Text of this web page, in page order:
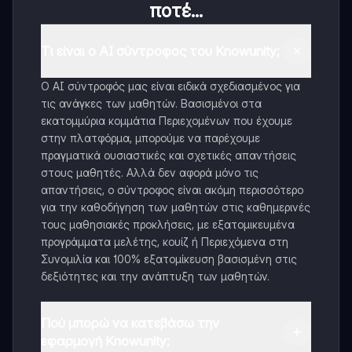
ποτέ...
Ο AI σύντροφός μας είναι ειδικά σχεδιασμένος για
τις ανάγκες των μαθητών. Βασισμένοι στα
εκατομμύρια κομμάτια Περιεχομένων που έχουμε
στην πλατφόρμα, μπορούμε να παρέχουμε
πραγματικά ουσιαστικές και σχετικές απαντήσεις
στους μαθητές. Αλλά δεν αφορά μόνο τις
απαντήσεις, ο σύντροφος είναι ακόμη περισσότερο
για την καθοδήγηση των μαθητών στις καθημερινές
τους μαθησιακές προκλήσεις, με εξατομικευμένα
προγράμματα μελέτης, κουίζ ή Περιεχόμενα στη
Συνομιλία και 100% εξατομίκευση βασισμένη στις
δεξιότητες και την ανάπτυξη των μαθητών.